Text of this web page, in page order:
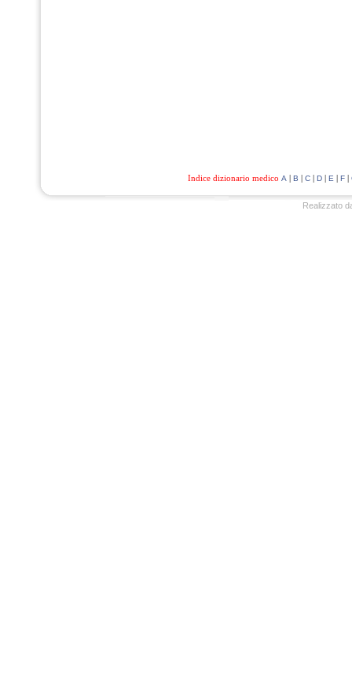
Indice dizionario medico A | B | C| D| E | F|
Realizzato